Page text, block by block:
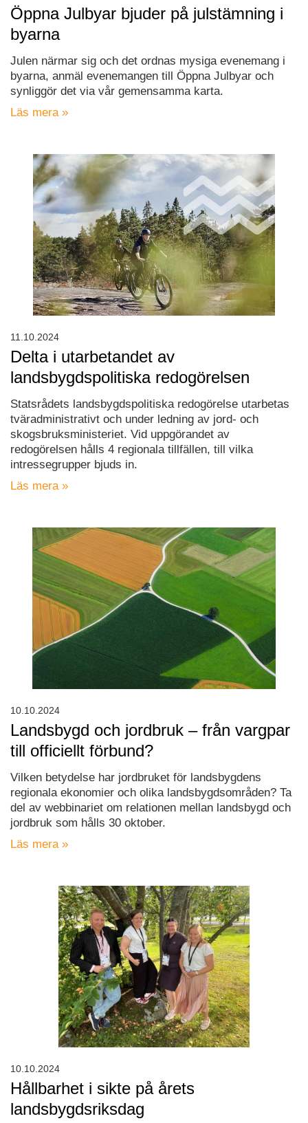
Öppna Julbyar bjuder på julstämning i
byarna
Julen närmar sig och det ordnas mysiga evenemang i
byarna, anmäl evenemangen till Öppna Julbyar och
synliggör det via vår gemensamma karta.
Läs mera »
Delta i utarbetandet av
landsbygdspolitiska redogörelsen
Statsrådets landsbygdspolitiska redogörelse utarbetas
tväradministrativt och under ledning av jord- och
skogsbruksministeriet. Vid uppgörandet av
redogörelsen hålls 4 regionala tillfällen, till vilka
intressegrupper bjuds in.
Läs mera »
11.10.2024
Landsbygd och jordbruk – från vargpar
till officiellt förbund?
Vilken betydelse har jordbruket för landsbygdens
regionala ekonomier och olika landsbygdsområden? Ta
del av webbinariet om relationen mellan landsbygd och
jordbruk som hålls 30 oktober.
Läs mera »
10.10.2024
Hållbarhet i sikte på årets
landsbygdsriksdag
10.10.2024